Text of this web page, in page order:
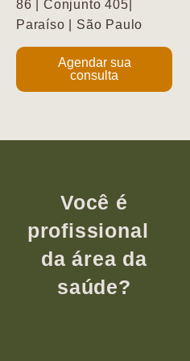
86 | Conjunto 405|
Paraíso | São Paulo
Agendar sua
consulta
Você é
profissional
da área da
saúde?